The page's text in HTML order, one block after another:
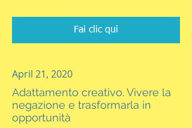
Fai clic qui
April 21, 2020
Adattamento creativo. Vivere la
negazione e trasformarla in
opportunità